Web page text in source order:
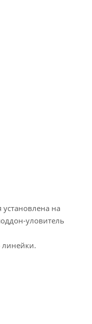
​​на
уловитель
линейки.